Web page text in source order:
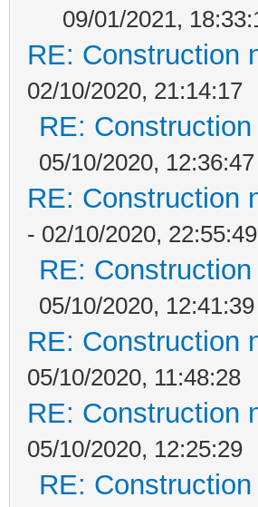
09/01/2021,
RE: Construction
02/10/2020, 21:14:17
RE:
05/10/2020, 12:36:47
RE: Construction
- 02/10/2020, 22:55:49
RE:
05/10/2020, 12:41:39
RE: Construction
05/10/2020, 11:48:28
RE: Construction
05/10/2020, 12:25:29
RE: